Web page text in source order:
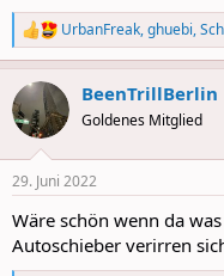
R
e
a
c
t
i
s
UrbanFreak,ghuebi,
BeenTrillBerlin
Goldenes Mitglied
29. Juni 2022
Wäre schön wenn da
Autoschieber verirren